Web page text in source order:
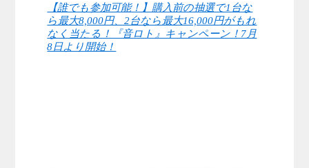
【誰でも参加可能！】購入前の抽選で1台な
ら最大8,000円、2台なら最大16,000円がもれ
なく当たる！『音ロト』キャンペーン！7月
8日より開始！